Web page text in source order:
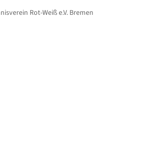
Rot-Weiß e.V. Bremen